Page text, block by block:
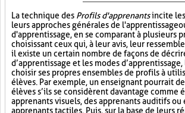
La technique des Profils d'apprenantsincite les
leurs approches générales de l'apprentissage
d'apprentissage, en se comparant à plusieurs
choisissant ceux qui, à leur avis, leur
il existe un certain nombre de façons de
d’apprentissage et les modes
choisir ses propres ensembles de profils à
élèves. Par exemple, un enseignant pourrait
élèves s’ils se considèrent davantage comme
apprenants visuels, des apprenants auditifs ou
apprenants tactiles. Puis, sur la base de leurs